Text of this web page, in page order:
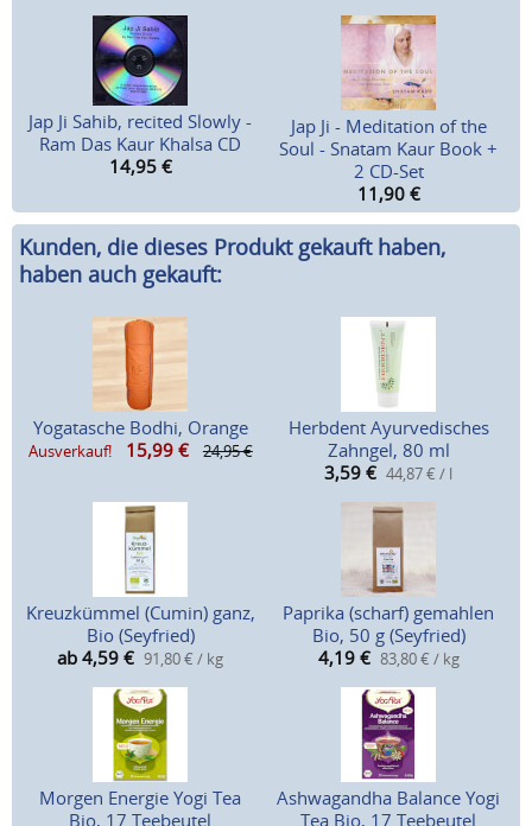
Jap Ji Sahib, recited Slowly -
Ram Das Kaur Khalsa CD
14,95 €
Jap Ji - Meditation of the
Soul - Snatam Kaur Book +
2 CD-Set
11,90 €
Kunden, die dieses Produkt gekauft haben,
haben auch gekauft:
Yogatasche Bodhi, Orange
Ausverkauf! 15,99 € 24,95 €
Herbdent Ayurvedisches
Zahngel, 80 ml
3,59 € 44,87 € / l
Kreuzkümmel (Cumin) ganz,
Bio (Seyfried)
ab 4,59 € 91,80 € / kg
Paprika (scharf) gemahlen
Bio, 50 g (Seyfried)
4,19 € 83,80 € / kg
Morgen Energie Yogi Tea
Bio, 17 Teebeutel
Ashwagandha Balance Yogi
Tea Bio, 17 Teebeutel